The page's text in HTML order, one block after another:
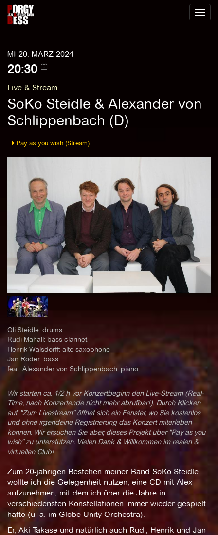
Toggle
MI 20. MÄRZ 2024
20:30
Live & Stream
SoKo Steidle & Alexander von
Schlippenbach (D)
Pay as you wish (Stream)
Oli Steidle: drums
Rudi Mahall: bass clarinet
Henrik Walsdorff: alto saxophone
Jan Roder: bass
feat. Alexander von Schlippenbach: piano
Wir starten ca. 1/2 h vor Konzertbeginn den Live-Stream (Real-
Time, nach Konzertende nicht mehr abrufbar!). Durch Klicken
auf "Zum Livestream" öffnet sich ein Fenster, wo Sie kostenlos
und ohne irgendeine Registrierung das Konzert miterleben
können. Wir ersuchen Sie aber, dieses Projekt über "Pay as you
wish" zu unterstützen. Vielen Dank & Willkommen im realen &
virtuellen Club!
Zum 20-jährigen Bestehen meiner Band SoKo Steidle
wollte ich die Gelegenheit nutzen, eine CD mit Alex
aufzunehmen, mit dem ich über die Jahre in
verschiedensten Konstellationen immer wieder gespielt
hatte (u. a. im Globe Unity Orchestra).
Er, Aki Takase und natürlich auch Rudi, Henrik und Jan